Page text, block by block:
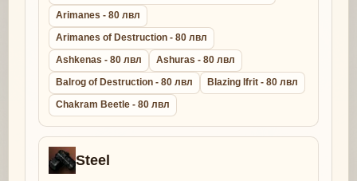
Arimanes - 80 лвл
Arimanes of Destruction - 80 лвл
Ashkenas - 80 лвл
Ashuras - 80 лвл
Balrog of Destruction - 80 лвл
Blazing Ifrit - 80 лвл
Chakram Beetle - 80 лвл
Steel